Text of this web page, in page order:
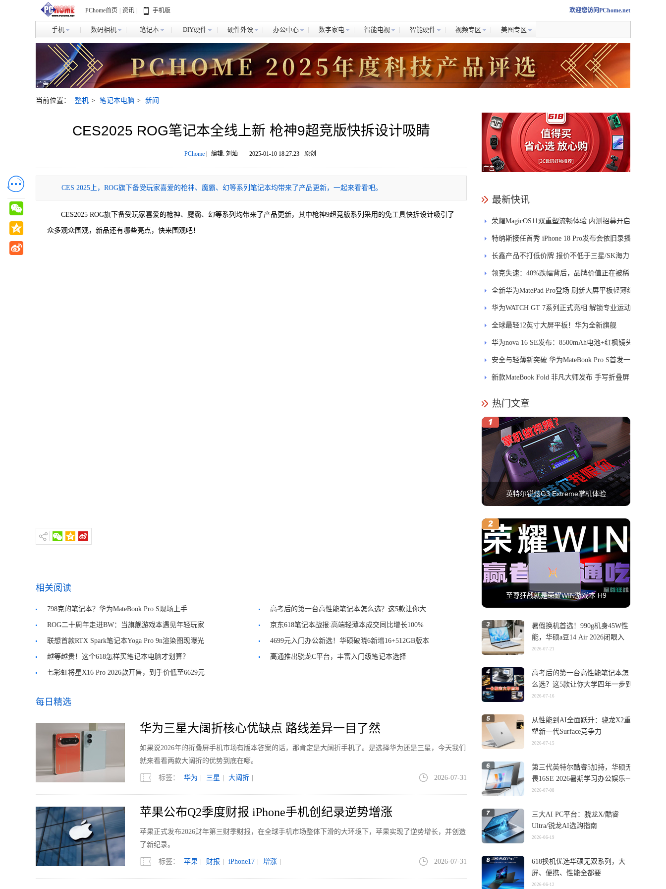
PChome首页 资讯 手机版 欢迎您访问PChome.net
手机 数码相机 笔记本 DIY硬件 硬件外设 办公中心 数字家电 智能电视 智能硬件 视频专区 美图专区
当前位置： 整机 > 笔记本电脑 > 新闻
CES2025 ROG笔记本全线上新 枪神9超竞版快拆设计吸睛
PChome| 编辑: 刘灿 2025-01-10 18:27:23 原创
​CES 2025上，ROG旗下备受玩家喜爱的枪神、魔霸、幻等系列笔记本均带来了产品更新，一起来看看吧。
CES2025 ROG旗下备受玩家喜爱的枪神、魔霸、幻等系列均带来了产品更新，其中枪神9超竞版系列采用的免工具快拆设计吸引了
众多观众围观，新品还有哪些亮点，快来围观吧！
相关阅读
798克的笔记本？华为MateBook Pro S现场上手 高考后的第一台高性能笔记本怎么选？这5款让你大
学四年一步到位
ROG二十周年走进BW：当旗舰游戏本遇见年轻玩家
文化
京东618笔记本战报:高端轻薄本成交同比增长100%
联想首款RTX Spark笔记本Yoga Pro 9n渲染图现曝光 4699元入门办公新选！华硕破晓6新增16+512GB版本
越等越贵！这个618怎样买笔记本电脑才划算？ 高通推出骁龙C平台，丰富入门级笔记本选择
​七彩虹将星X16 Pro 2026款开售，到手价低至6629元
每日精选
华为三星大阔折核心优缺点 路线差异一目了然
如果说2026年的折叠屏手机市场有版本答案的话，那肯定是大阔折手机了。是选择华为还是三星，今天我们
就来看看两款大阔折的优势到底在哪。
标签： 华为 三星 大阔折 2026-07-31
苹果公布Q2季度财报 iPhone手机创纪录逆势增涨
苹果正式发布2026财年第三财季财报，在全球手机市场整体下滑的大环境下，苹果实现了逆势增长，并创造
了新纪录。
标签： 苹果 财报 iPhone17 增涨 2026-07-31
最新快讯
荣耀MagicOS11双重塑流畅体验 内测招募开启
特纳斯接任首秀 iPhone 18 Pro发布会依旧录播
长鑫产品不打低价牌 报价不低于三星/SK海力
士
领克失速：40%跌幅背后，品牌价值正在被稀
释
全新华为MatePad Pro登场 刷新大屏平板轻薄纪
录
华为WATCH GT 7系列正式亮相 解锁专业运动
新体验
全球最轻12英寸大屏平板！华为全新旗舰
MatePad Pro正式发布
华为nova 16 SE发布：8500mAh电池+红枫镜头
安全与轻薄新突破 华为MateBook Pro S首发一
区双像素技术防窥屏
新款MateBook Fold 非凡大师发布 手写折叠屏
热门文章
英特尔锐炫G3 Extreme掌机体验
至尊狂战就是荣耀WIN游戏本 H9
暑假换机首选！990g机身45W性
能，华硕a豆14 Air 2026闭眼入
2026-07-21
高考后的第一台高性能笔记本怎
么选？这5款让你大学四年一步到
位
2026-07-16
从性能到AI全面跃升：骁龙X2重
塑新一代Surface竞争力
2026-07-15
第三代英特尔酷睿5加持，华硕无
畏16SE 2026暑期学习办公娱乐一
机搞定
2026-07-08
三大AI PC平台：骁龙X/酷睿
Ultra/锐龙AI选购指南
2026-06-19
618换机优选华硕无双系列，大
屏、便携、性能全都要
2026-06-12